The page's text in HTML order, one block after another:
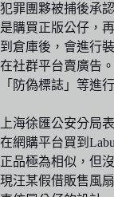
犯罪團夥被捕後承
是購買正版公仔，
到倉庫後，會進行
在社群平台賣廣告
「防偽標誌」等進
上海徐匯公安分局
在網購平台買到
正品極為相似，但
現汪某假借販售風